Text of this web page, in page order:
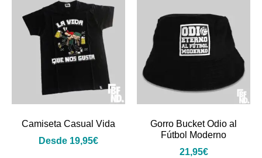
Camiseta Casual Vida
Desde 19,95€
Gorro Bucket Odio al
Fútbol Moderno
21,95€